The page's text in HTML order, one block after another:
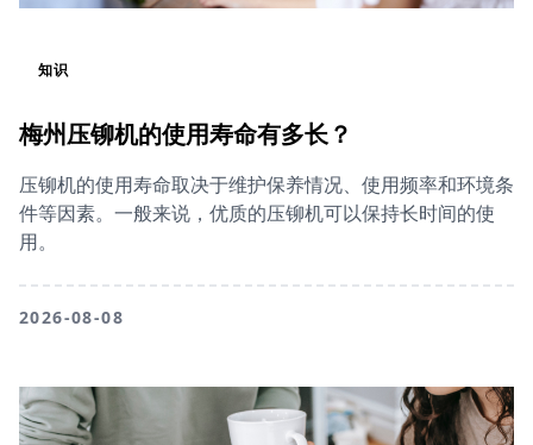
知识
梅州压铆机的使用寿命有多长？
压铆机的使用寿命取决于维护保养情况、使用频率和环境条
件等因素。一般来说，优质的压铆机可以保持长时间的使
用。
2026-08-08